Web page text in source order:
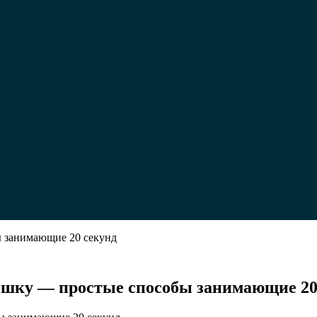
занимающие 20 секунд
— простые способы занимающие